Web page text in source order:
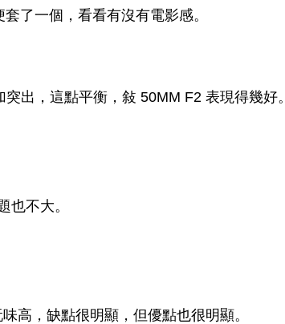
了一個，看看有沒有電影感。
出，這點平衡，敍 50MM F2 表現得幾好。
也不大。
高，缺點很明顯，但優點也很明顯。